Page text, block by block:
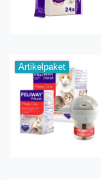
Artikelpaket